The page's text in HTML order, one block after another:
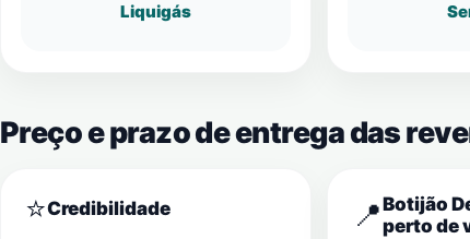
Liquigás
Preço e prazo de entrega das
⭐Credibilidade 📍Botijão
perto de